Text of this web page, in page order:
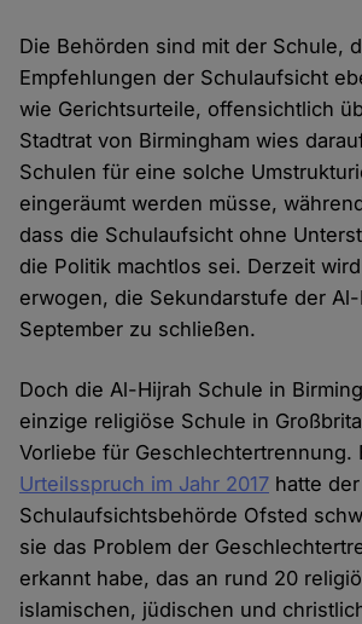
Die Behörden sind mit der Schule,
Empfehlungen der Schulaufsicht
wie Gerichtsurteile, offensichtlich
Stadtrat von Birmingham wies
Schulen für eine solche
eingeräumt werden müsse,
dass die Schulaufsicht ohne
die Politik machtlos sei. Derzeit
erwogen, die Sekundarstufe der
September zu schließen.
Doch die Al-Hijrah Schule in
einzige religiöse Schule in
Vorliebe für Geschlechtertrennung.
Urteilsspruch im Jahr 2017 hatte
Schulaufsichtsbehörde Ofsted
sie das Problem der
erkannt habe, das an rund 20
islamischen, jüdischen und